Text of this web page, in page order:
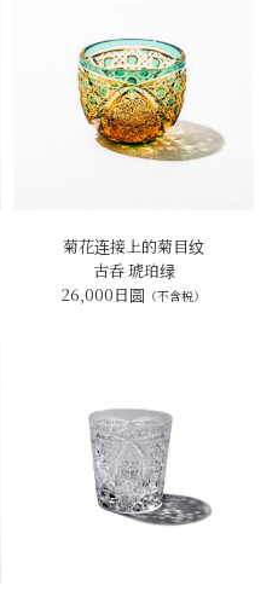
菊花连接上的菊目纹
古呑 琥珀绿
26,000日圆 （不含税）